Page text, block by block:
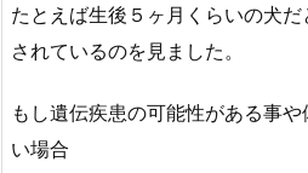
たとえば生後５ヶ月くらいの犬
されているのを見ました。
もし遺伝疾患の可能性がある事
い場合